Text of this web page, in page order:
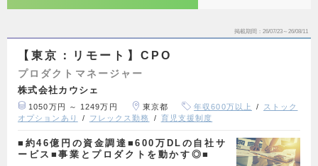
掲載期間 26/07/23～26/08/11
【東京：リモート】CPO
プロダクトマネージャー
株式会社カウシェ
1050万円 ～ 1249万円 東京都 年収600万以上
ストック
オプションあり
フレックス勤務 育児支援制度
■約46億円の資金調達■600万DLの自社サ
ービス■事業とプロダクトを動かす◎■